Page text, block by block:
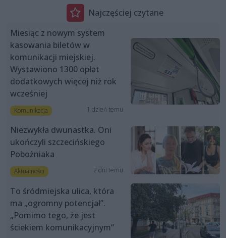
Najczęściej czytane
Miesiąc z nowym system
kasowania biletów w
komunikacji miejskiej.
Wystawiono 1300 opłat
dodatkowych więcej niż rok
wcześniej
Komunikacja 1 dzień temu
Niezwykła dwunastka. Oni
ukończyli szczecińskiego
Pobożniaka
Aktualności 2 dni temu
To śródmiejska ulica, która
ma „ogromny potencjał”.
„Pomimo tego, że jest
ściekiem komunikacyjnym”